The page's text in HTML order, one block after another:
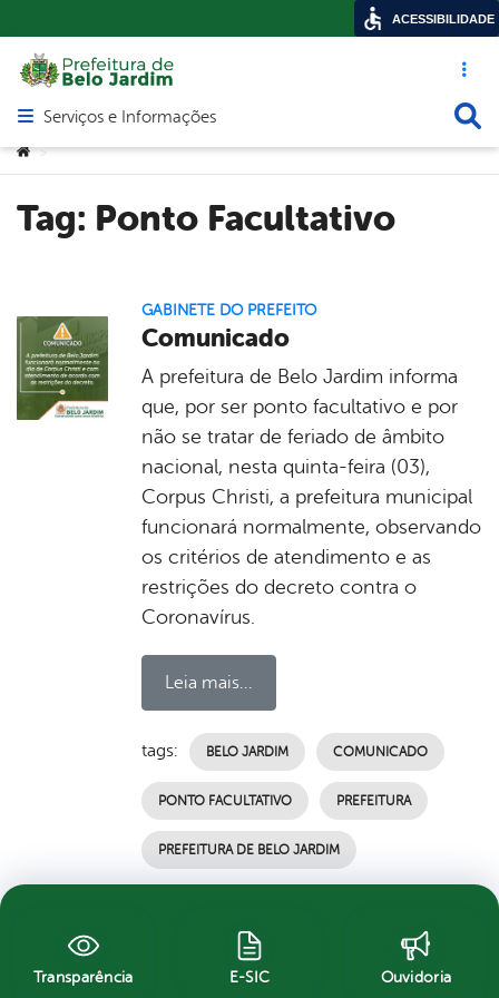
Acesso
Abrir menu principal de navegação
Serviços e Informações
Você está aqui:
>
Tag: Ponto Facultativo
GABINETE DO PREFEITO
Comunicado
A prefeitura de Belo Jardim informa
que, por ser ponto facultativo e por
não se tratar de feriado de âmbito
nacional, nesta quinta-feira (03),
Corpus Christi, a prefeitura municipal
funcionará normalmente, observando
os critérios de atendimento e as
restrições do decreto contra o
Coronavírus.
Leia mais...
tags: BELO JARDIM COMUNICADO
PONTO FACULTATIVO PREFEITURA
PREFEITURA DE BELO JARDIM
Transparência E-SIC Ouvidoria
ACESSIBILIDADE